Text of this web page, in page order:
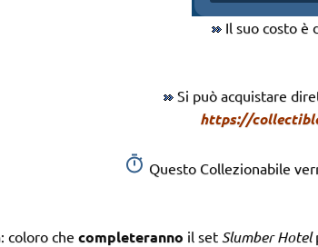
Il suo costo è
Si può acquistare
https://
Questo Collezionabile
coloro che completeranno il setSlumber Hotel